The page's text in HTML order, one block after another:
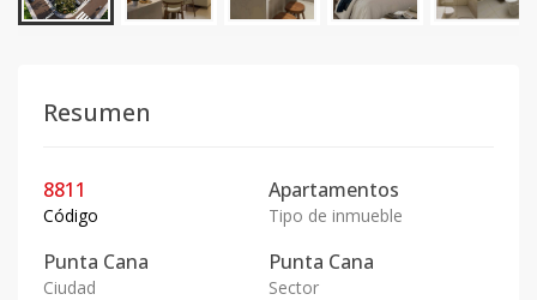
Resumen
8811
Código
Apartamentos
Tipo de inmueble
Punta Cana
Ciudad
Punta Cana
Sector